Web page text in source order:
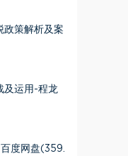
政策解析及案
及运用-程龙
度网盘(359.